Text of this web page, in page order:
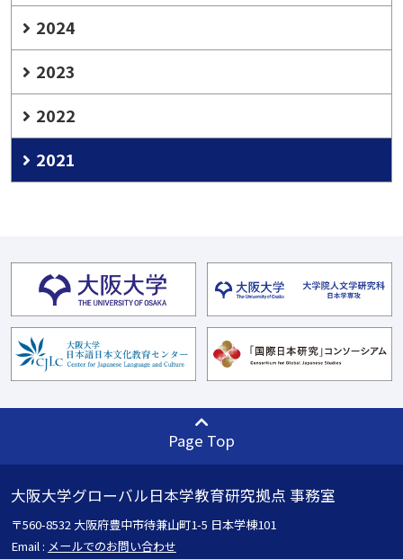
2024
2023
2022
2021
Page Top
大阪大学グローバル日本学教育研究拠点 事務室
〒560-8532 大阪府豊中市待兼山町1-5 日本学棟101
Email : メールでのお問い合わせ